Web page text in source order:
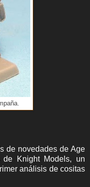
de novedades de Age
de Knight Models, un
análisis de cositas